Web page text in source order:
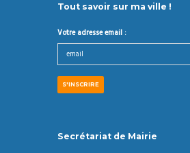
Tout savoir sur ma ville !
Votre adresse email :
Secrétariat de Mairie